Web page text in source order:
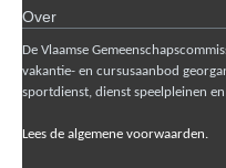
Over
De Vlaamse
vakantie- en cursusaanbod
sportdienst, dienst speelpleinen
Lees de algemene voorwaarden.